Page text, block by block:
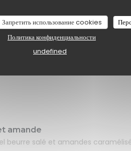
Запретить использование cookies
Политика конфиденциальности
undefined
amande
salé et amandes